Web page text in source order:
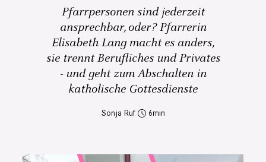
Pfarrpersonen sind jederzeit
ansprechbar, oder? Pfarrerin
Elisabeth Lang macht es anders,
sie trennt Berufliches und Privates
- und geht zum Abschalten in
katholische Gottesdienste
Sonja Ruf 6